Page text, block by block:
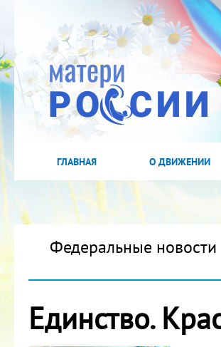
ГЛАВНАЯ О ДВИЖЕНИИ
Федеральные новости
Единство.